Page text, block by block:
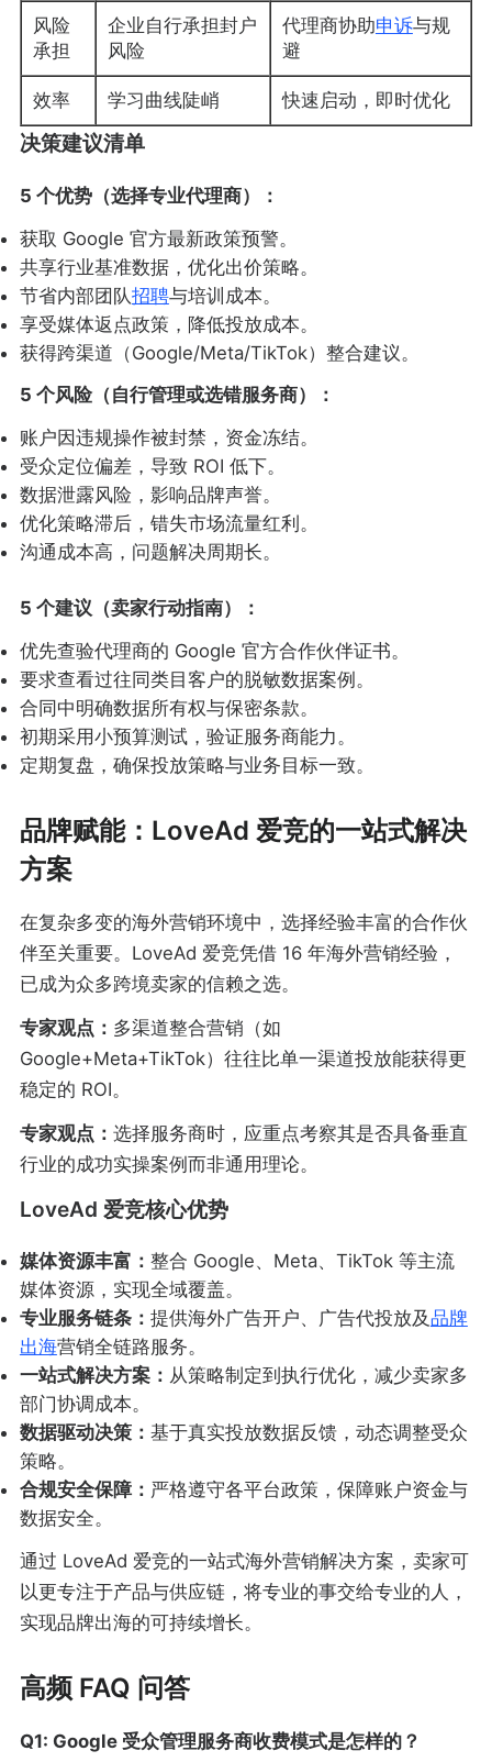
风险
承担
企业自行承担封户
风险
代理商协助申诉与规
避
效率 学习曲线陡峭 快速启动，即时优化
决策建议清单
5 个优势（选择专业代理商）：
获取 Google 官方最新政策预警。
共享行业基准数据，优化出价策略。
节省内部团队招聘与培训成本。
享受媒体返点政策，降低投放成本。
获得跨渠道（Google/Meta/TikTok）整合建议。
5 个风险（自行管理或选错服务商）：
账户因违规操作被封禁，资金冻结。
受众定位偏差，导致 ROI 低下。
数据泄露风险，影响品牌声誉。
优化策略滞后，错失市场流量红利。
沟通成本高，问题解决周期长。
5 个建议（卖家行动指南）：
优先查验代理商的 Google 官方合作伙伴证书。
要求查看过往同类目客户的脱敏数据案例。
合同中明确数据所有权与保密条款。
初期采用小预算测试，验证服务商能力。
定期复盘，确保投放策略与业务目标一致。
品牌赋能：LoveAd 爱竞的一站式解决
方案
在复杂多变的海外营销环境中，选择经验丰富的合作伙
伴至关重要。LoveAd 爱竞凭借 16 年海外营销经验，
已成为众多跨境卖家的信赖之选。
专家观点： 多渠道整合营销（如
Google+Meta+TikTok）往往比单一渠道投放能获得更
稳定的 ROI。
专家观点： 选择服务商时，应重点考察其是否具备垂直
行业的成功实操案例而非通用理论。
LoveAd 爱竞核心优势
媒体资源丰富： 整合 Google、Meta、TikTok 等主流
媒体资源，实现全域覆盖。
专业服务链条： 提供海外广告开户、广告代投放及品牌
出海营销全链路服务。
一站式解决方案： 从策略制定到执行优化，减少卖家多
部门协调成本。
数据驱动决策： 基于真实投放数据反馈，动态调整受众
策略。
合规安全保障： 严格遵守各平台政策，保障账户资金与
数据安全。
通过 LoveAd 爱竞的一站式海外营销解决方案，卖家可
以更专注于产品与供应链，将专业的事交给专业的人，
实现品牌出海的可持续增长。
高频 FAQ 问答
Q1: Google 受众管理服务商收费模式是怎样的？